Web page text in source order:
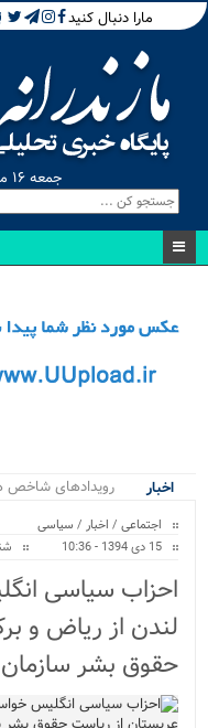
مارا دنبال کنید
جمعه ۱۶ مرداد ۱۴۰۵- Aug 7 2026
اخبار
رویدادهای شاخص هنری در
اجتماعی / اخبار / سیاسی
15 دی 1394 - 10:36
احزاب سیاسی
لندن از ریاض و
حقوق بشر